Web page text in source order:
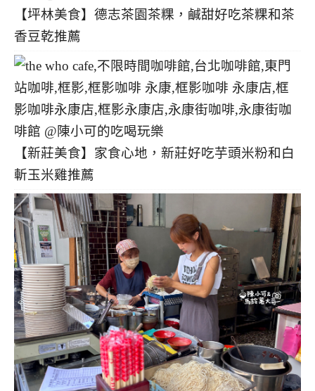
【坪林美食】德志茶園茶粿，鹹甜好吃茶粿和茶
香豆乾推薦
【新莊美食】家食心地，新莊好吃芋頭米粉和白
斬玉米雞推薦